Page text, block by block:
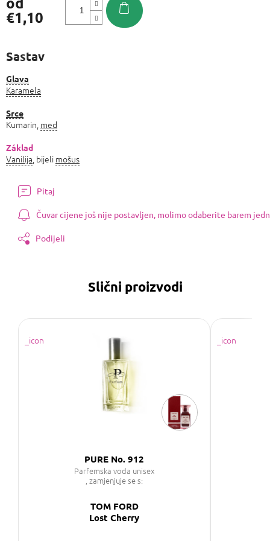
€1,10
Sastav
Glava
Karamela
Srce
Kumarin, med
Základ
Vanilija , bijeli mošus
Pitaj
Čuvar cijene još nije postavljen, molimo odaberite barem
Podijeli
Slični proizvodi
PURE No. 912
Parfemska voda unisex
, zamjenjuje se s:
TOM FORD
Lost Cherry